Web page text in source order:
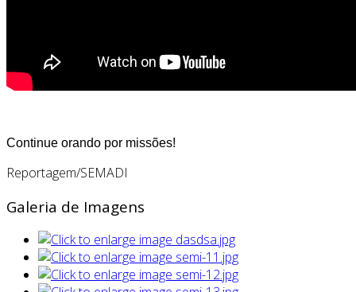
Continue orando por missões!
Reportagem/SEMADI
Galeria de Imagens